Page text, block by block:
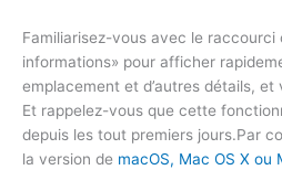
Familiarisez-vous avec le raccourci
informations» pour afficher
emplacement et d’autres détails,
Et rappelez-vous que cette
depuis les tout premiers jours.Par
la version de macOS, Mac OS X ou